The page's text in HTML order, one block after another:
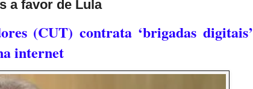
a favor de Lula
(CUT) contrata ‘brigadas digitais’
internet